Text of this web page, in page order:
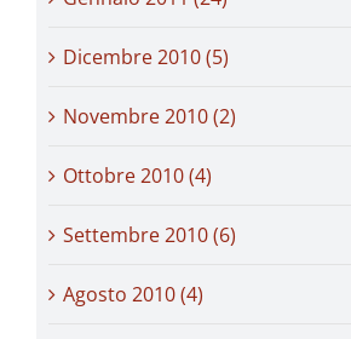
Dicembre 2010 (5)
Novembre 2010 (2)
Ottobre 2010 (4)
Settembre 2010 (6)
Agosto 2010 (4)